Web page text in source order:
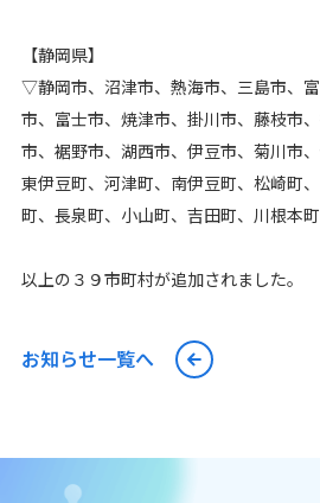
【静岡県】
▽静岡市、沼津市、熱海市、三島市、
市、富士市、焼津市、掛川市、藤枝市
市、裾野市、湖西市、伊豆市、菊川市
東伊豆町、河津町、南伊豆町、松崎町
町、長泉町、小山町、吉田町、川根本町
以上の３９市町村が追加されました。
お知らせ一覧へ